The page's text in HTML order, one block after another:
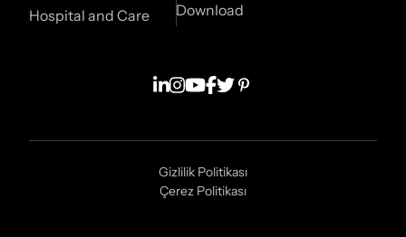
Hospital and Care
Download
Gizlilik Politikası
Çerez Politikası